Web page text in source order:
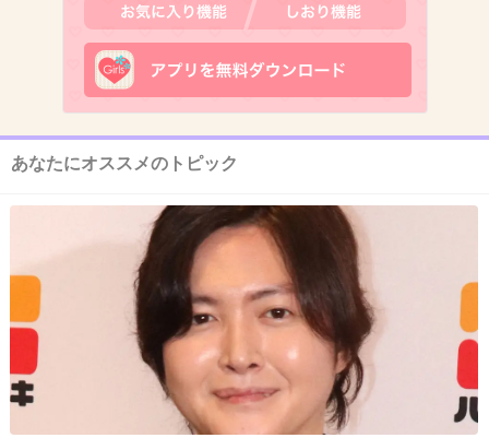
2013/05/18(土) 16:35:00
父からは車を買ってもらいました！
12. 匿名 2013/05/18(土) 16:36:02
皆無
-3
あなたにオススメのトピック